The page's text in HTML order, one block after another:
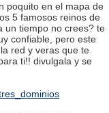
poquito en el mapa de
5 famosos reinos de
un tiempo no crees? te
confiable, pero este
red y veras que te
ti!! divulgala y se